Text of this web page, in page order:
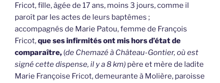
Fricot, fille, âgée de 17 ans, moins 3 jours, comme il
paroît par les actes de leurs baptêmes ;
accompagnés de Marie Patou, femme de François
Fricot,que ses infirmités ont mis hors d’état de
comparaître, (de Chemazé à Château-Gontier, où est
signé cette dispense, il y a 8 km) père et mère de ladite
Marie Françoise Fricot, demeurante à Molière, paroisse